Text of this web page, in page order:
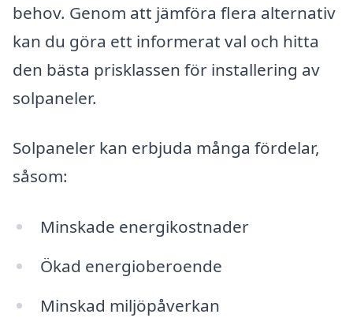
behov. Genom att jämföra flera alternativ
kan du göra ett informerat val och hitta
den bästa prisklassen för installering av
solpaneler.
Solpaneler kan erbjuda många fördelar,
såsom:
Minskade energikostnader
Ökad energioberoende
Minskad miljöpåverkan